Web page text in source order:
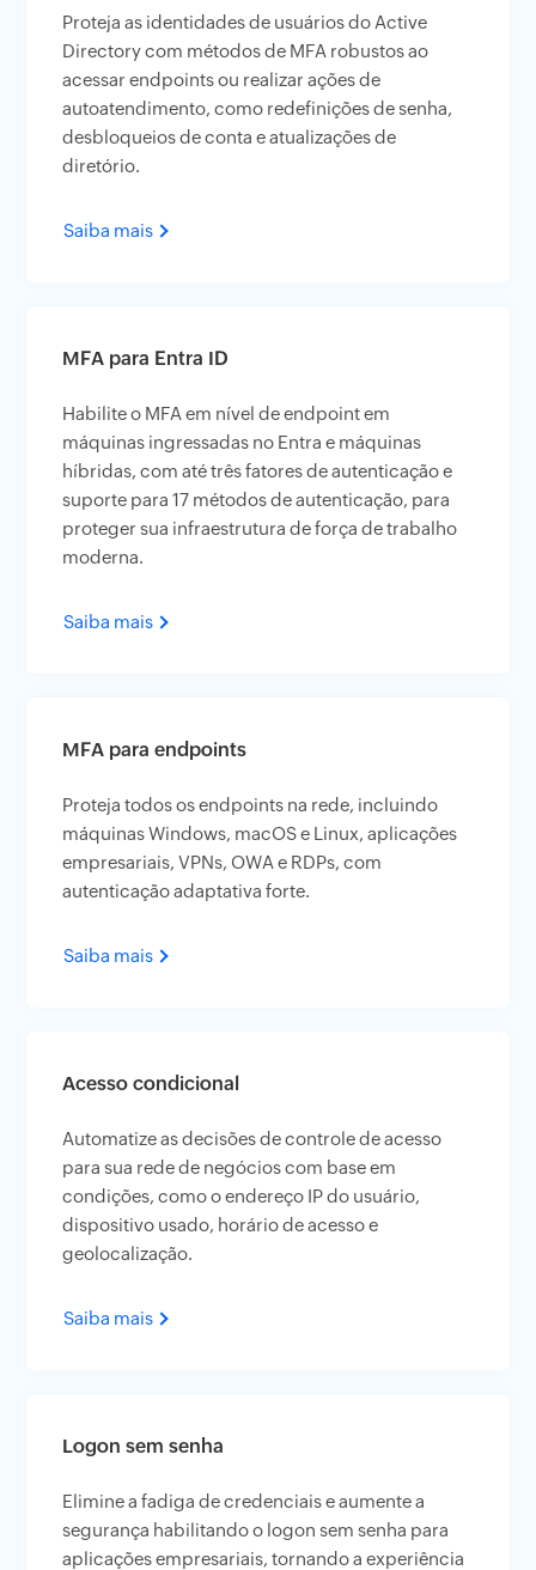
Proteja as identidades de usuários do Active
Directory com métodos de MFA robustos ao
acessar endpoints ou realizar ações de
autoatendimento, como redefinições de senha,
desbloqueios de conta e atualizações de
diretório.
Saiba mais
MFA para Entra ID
Habilite o MFA em nível de endpoint em
máquinas ingressadas no Entra e máquinas
híbridas, com até três fatores de autenticação e
suporte para 17 métodos de autenticação, para
proteger sua infraestrutura de força de trabalho
moderna.
Saiba mais
MFA para endpoints
Proteja todos os endpoints na rede, incluindo
máquinas Windows, macOS e Linux, aplicações
empresariais, VPNs, OWA e RDPs, com
autenticação adaptativa forte.
Saiba mais
Acesso condicional
Automatize as decisões de controle de acesso
para sua rede de negócios com base em
condições, como o endereço IP do usuário,
dispositivo usado, horário de acesso e
geolocalização.
Saiba mais
Logon sem senha
Elimine a fadiga de credenciais e aumente a
segurança habilitando o logon sem senha para
aplicações empresariais, tornando a experiência